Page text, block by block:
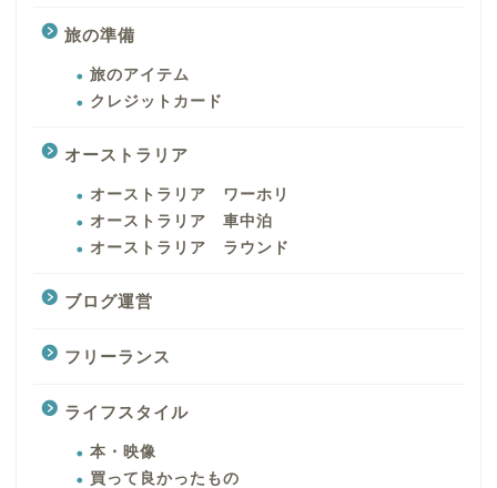
旅の準備
旅のアイテム
クレジットカード
オーストラリア
オーストラリア ワーホリ
オーストラリア 車中泊
オーストラリア ラウンド
ブログ運営
フリーランス
ライフスタイル
本・映像
買って良かったもの